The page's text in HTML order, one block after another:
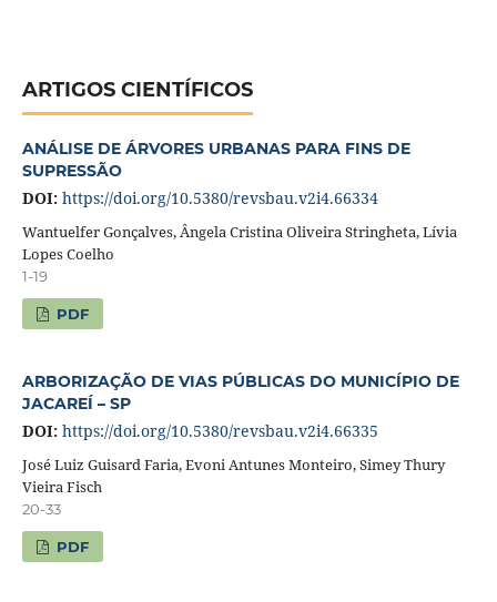
ARTIGOS CIENTÍFICOS
ANÁLISE DE ÁRVORES URBANAS PARA FINS DE
SUPRESSÃO
DOI: https://doi.org/10.5380/revsbau.v2i4.66334
Wantuelfer Gonçalves, Ângela Cristina Oliveira Stringheta, Lívia
Lopes Coelho
1-19
PDF
ARBORIZAÇÃO DE VIAS PÚBLICAS DO MUNICÍPIO DE
JACAREÍ – SP
DOI: https://doi.org/10.5380/revsbau.v2i4.66335
José Luiz Guisard Faria, Evoni Antunes Monteiro, Simey Thury
Vieira Fisch
20-33
PDF